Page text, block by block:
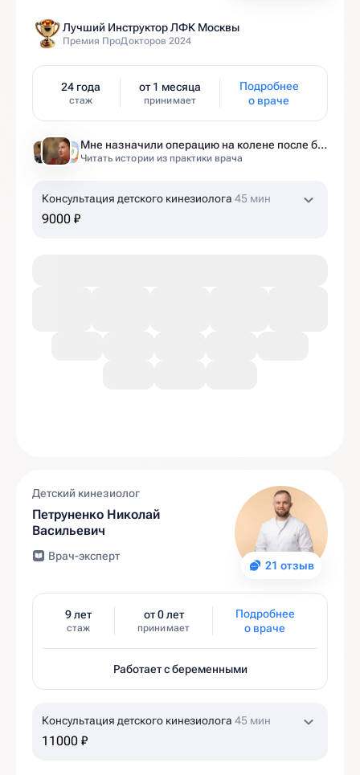
Лучший Инструктор ЛФК Москвы
Премия ПроДокторов 2024
24 года
стаж
от 1 месяца
принимает
Подробнее
о враче
Мне назначили операцию на колене после беременности. Оказалось — это было ошибкой
Читать истории из практики врача
Консультация детского кинезиолога 45 мин
9000 ₽
21 отзыв
Детский кинезиолог
Петруненко Николай
Васильевич
Врач-эксперт
9 лет
стаж
от 0 лет
принимает
Подробнее
о враче
Работает с беременными
Консультация детского кинезиолога 45 мин
11000 ₽